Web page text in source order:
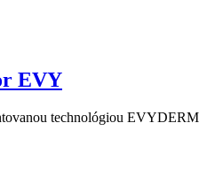
EVY
technológiou EVYDERM